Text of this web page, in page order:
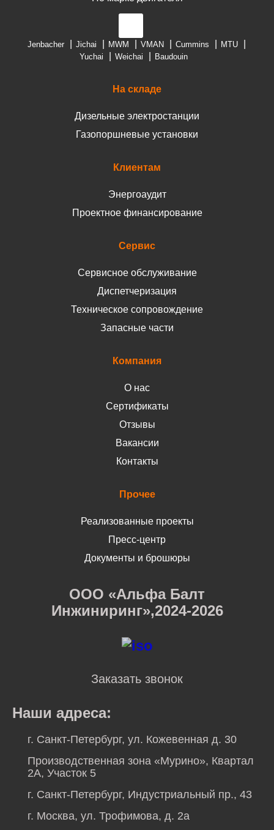
Jenbacher Jichai MWM VMAN Cummins
MTU
Yuchai
Weichai Baudouin
На складе
Дизельные электростанции
Газопоршневые установки
Клиентам
Энергоаудит
Проектное финансирование
Сервис
Сервисное обслуживание
Диспетчеризация
Техническое сопровождение
Запасные части
Компания
О нас
Сертификаты
Отзывы
Вакансии
Контакты
Прочее
Реализованные проекты
Пресс-центр
Документы и брошюры
ООО «Альфа Балт
Инжиниринг»,2024-2026
Заказать звонок
Наши адреса:
г. Санкт-Петербург, ул. Кожевенная д. 30
Производственная зона «Мурино», Квартал
2А, Участок 5
г. Санкт-Петербург, Индустриальный пр., 43
г. Москва, ул. Трофимова, д. 2а